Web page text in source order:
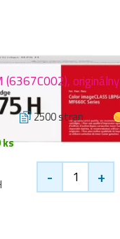
(6367C002),
2500 stran
ks
- +